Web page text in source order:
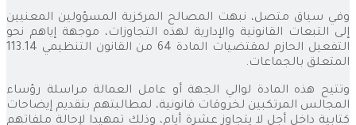
وفي سياق متصل، نبهت المصالح المركزية المسؤولين المعنيين
إلى التبعات القانونية والإدارية لهذه التجاوزات، موجهة إياهم نحو
التفعيل الحازم لمقتضيات المادة 64 من القانون التنظيمي 113.14
المتعلق بالجماعات.
وتتيح هذه المادة لوالي الجهة أو عامل العمالة مراسلة رؤساء
المجالس المرتكبين لخروقات قانونية، لمطالبتهم بتقديم إيضاحات
كتابية داخل أجل لا يتجاوز عشرة أيام، وذلك تمهيدا لإحالة ملفاتهم